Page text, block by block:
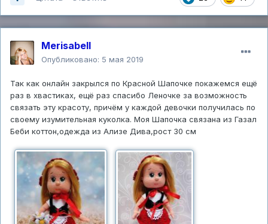
Merisabell
Опубликовано: 5 мая 2019
Так как онлайн закрылся по Красной Шапочке покажемся ещё
раз в хвастиках, ещё раз спасибо Леночке за возможность
связать эту красоту, причём у каждой девочки получилась по
своему изумительная куколка. Моя Шапочка связана из Газал
Беби коттон,одежда из Ализе Дива,рост 30 см